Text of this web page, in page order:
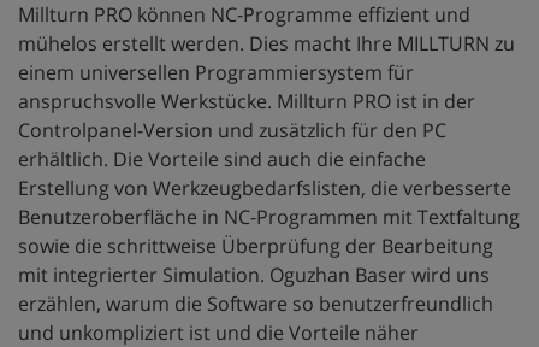
Millturn PRO können NC-Programme effizient und
mühelos erstellt werden. Dies macht Ihre MILLTURN zu
einem universellen Programmiersystem für
anspruchsvolle Werkstücke. Millturn PRO ist in der
Controlpanel-Version und zusätzlich für den PC
erhältlich. Die Vorteile sind auch die einfache
Erstellung von Werkzeugbedarfslisten, die verbesserte
Benutzeroberfläche in NC-Programmen mit Textfaltung
sowie die schrittweise Überprüfung der Bearbeitung
mit integrierter Simulation. Oguzhan Baser wird uns
erzählen, warum die Software so benutzerfreundlich
und unkompliziert ist und die Vorteile näher